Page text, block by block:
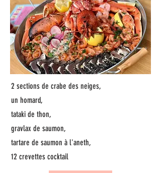
2 sections de crabe des neiges,
un homard,
tataki de thon,
gravlax de saumon,
tartare de saumon à l'aneth,
12 crevettes cocktail